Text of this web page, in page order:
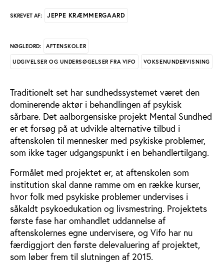
SKREVET AF: JEPPE KRÆMMERGAARD
NØGLEORD: AFTENSKOLER
UDGIVELSER OG UNDERSØGELSER FRA VIFO VOKSENUNDERVISNING
Traditionelt set har sundhedssystemet været den
dominerende aktør i behandlingen af psykisk
sårbare. Det aalborgensiske projekt Mental Sundhed
er et forsøg på at udvikle alternative tilbud i
aftenskolen til mennesker med psykiske problemer,
som ikke tager udgangspunkt i en behandlertilgang.
Formålet med projektet er, at aftenskolen som
institution skal danne ramme om en række kurser,
hvor folk med psykiske problemer undervises i
såkaldt psykoedukation og livsmestring. Projektets
første fase har omhandlet uddannelse af
aftenskolernes egne undervisere, og Vifo har nu
færdiggjort den første delevaluering af projektet,
som løber frem til slutningen af 2015.